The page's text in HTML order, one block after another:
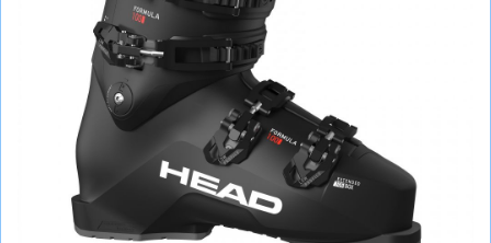
СУМКИ
ШОЛОМИ, ЗАХИСТ, ОКУЛЯРИ
БІГ, ФІТНЕС, М'ЯЧІ
ВЕЛОСИПЕДИ
САМОКАТИ
ТЕНІС, БАДМІНТОН